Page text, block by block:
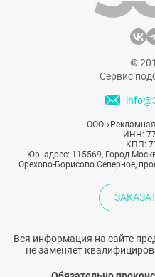
©
Сервис
ООО
ИНН:
КПП:
Юр. адрес: 115569, Город
Орехово-Борисово Северное,
Вся информация на сайте
не заменяет